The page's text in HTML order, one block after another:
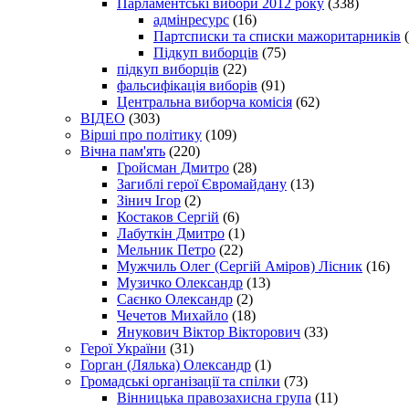
адмінресурс (16)
Партсписки та списки мажоритарників
Підкуп виборців (75)
підкуп виборців (22)
фальсифікація виборів (91)
Центральна виборча комісія (62)
ВІДЕО (303)
Вірші про політику (109)
Вічна пам'ять (220)
Гройсман Дмитро (28)
Загиблі герої Євромайдану (13)
Зінич Ігор (2)
Костаков Сергій (6)
Лабуткін Дмитро (1)
Мельник Петро (22)
Мужчиль Олег (Сергій Аміров) Лісник (16)
Музичко Олександр (13)
Саєнко Олександр (2)
Чечетов Михайло (18)
Янукович Віктор Вікторович (33)
Герої України (31)
Горган (Лялька) Олександр (1)
Громадські організації та спілки (73)
Вінницька правозахисна група (11)